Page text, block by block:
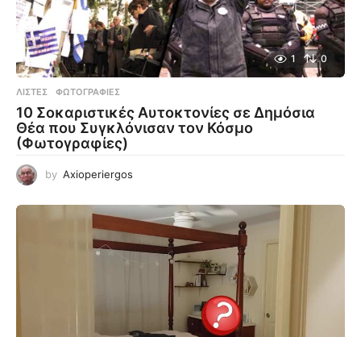
1 0
ΛΊΣΤΕΣ ,ΦΩΤΟΓΡΑΦΊΕΣ
10 Σοκαριστικές Αυτοκτονίες σε Δημόσια
Θέα που Συγκλόνισαν τον Κόσμο
(Φωτογραφίες)
by Axioperiergos